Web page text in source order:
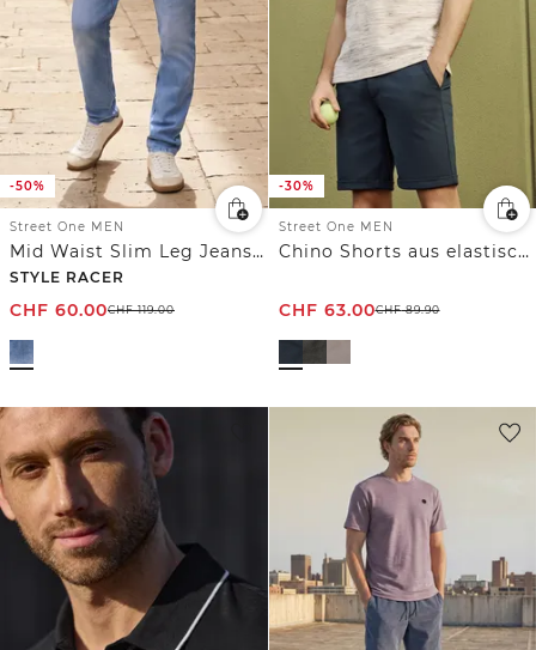
-50%
Street One MEN
Mid Waist Slim Leg Jeans im Slim Fit
STYLE RACER
CHF 60.00CHF119.00
-30%
Street One MEN
Chino Shorts aus elastischem Jersey mit Flexbund
CHF 63.00CHF89.90